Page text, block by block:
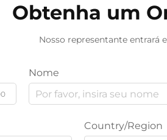
Obtenha um
Nosso representante entrará
Nome
Country/Region